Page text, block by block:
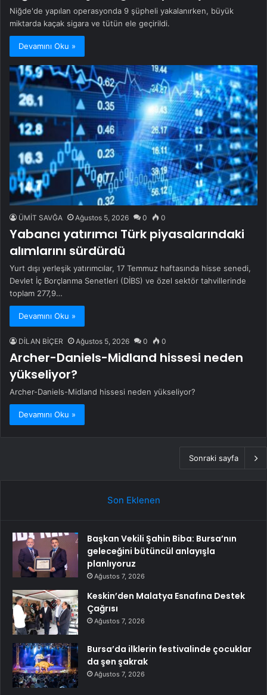
Niğde'de yapılan operasyonda 9 şüpheli yakalanırken, büyük
miktarda kaçak sigara ve tütün ele geçirildi.
Devamını Oku »
ÜMİT SAVĞA Ağustos 5, 2026 0 0
Yabancı yatırımcı Türk piyasalarındaki
alımlarını sürdürdü
Yurt dışı yerleşik yatırımcılar, 17 Temmuz haftasında hisse senedi,
Devlet İç Borçlanma Senetleri (DİBS) ve özel sektör tahvillerinde
toplam 277,9…
Devamını Oku »
DİLAN BİÇER Ağustos 5, 2026 0 0
Archer-Daniels-Midland hissesi neden
yükseliyor?
Archer-Daniels-Midland hissesi neden yükseliyor?
Devamını Oku »
Sonraki sayfa
Son Eklenen
Başkan Vekili Şahin Biba: Bursa’nın
geleceğini bütüncül anlayışla
planlıyoruz
Ağustos 7, 2026
Keskin’den Malatya Esnafına Destek
Çağrısı
Ağustos 7, 2026
Bursa’da ilklerin festivalinde çocuklar
da şen şakrak
Ağustos 7, 2026